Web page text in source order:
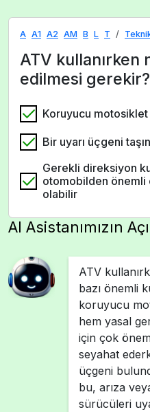
A A1 A2 AM B L T
ATV kullanırken
edilmesi gerekir?
Koruyucu
Bir uyarı üçgeni
Gerekli direksiyon
otomobilden önemli
olabilir
AI Asistanımızın
ATV
bazı önemli
koruyucu
hem yasal
için çok
seyahat
üçgeni
bu, arıza
sürücüleri